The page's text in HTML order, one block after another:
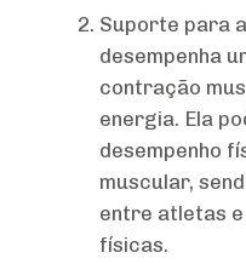
Suporte para
desempenha
contração
energia. Ela
desempenho
muscular,
entre atletas
físicas.